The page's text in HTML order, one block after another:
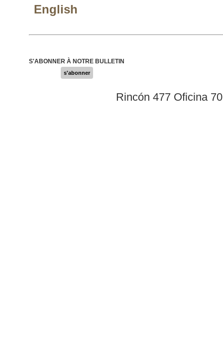
English
S'ABONNER À NOTRE BULLETIN
s'abonner
Rincón 477 Oficina